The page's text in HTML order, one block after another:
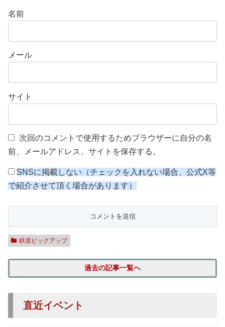
名前
メール
サイト
次回のコメントで使用するためブラウザーに自分の名
前、メールアドレス、サイトを保存する。
SNSに掲載しない（チェックを入れない場合、公式X等
で紹介させて頂く場合があります）
鉄道ピックアップ
過去の記事一覧へ
直近イベント